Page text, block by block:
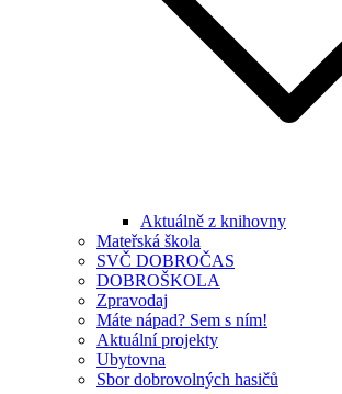
Aktuálně z knihovny
Mateřská škola
SVČ DOBROČAS
DOBROŠKOLA
Zpravodaj
Máte nápad? Sem s ním!
Aktuální projekty
Ubytovna
Sbor dobrovolných hasičů